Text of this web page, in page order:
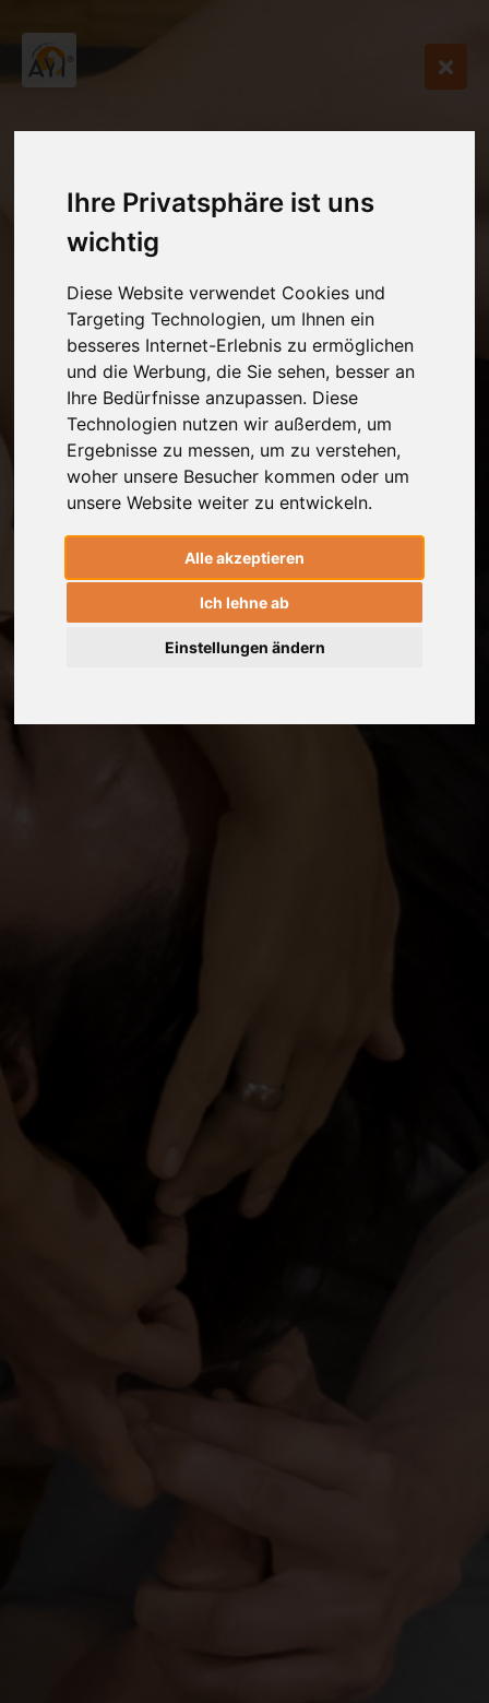
Ihre Privatsphäre ist uns
wichtig
Diese Website verwendet Cookies und
Targeting Technologien, um Ihnen ein
besseres Internet-Erlebnis zu ermöglichen
und die Werbung, die Sie sehen, besser an
Ihre Bedürfnisse anzupassen. Diese
Technologien nutzen wir außerdem, um
Ergebnisse zu messen, um zu verstehen,
woher unsere Besucher kommen oder um
unsere Website weiter zu entwickeln.
Alle akzeptieren
Ich lehne ab
Einstellungen ändern